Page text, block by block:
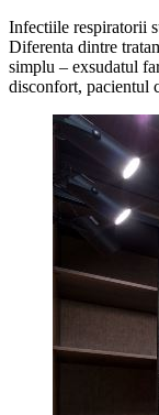
Infectiile respiratorii
Diferenta dintre
simplu – exsudatul
disconfort, pacientul